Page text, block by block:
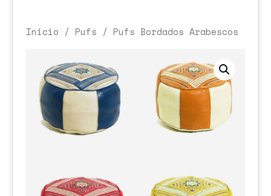
Inicio / Pufs / Pufs Bordados Arabescos